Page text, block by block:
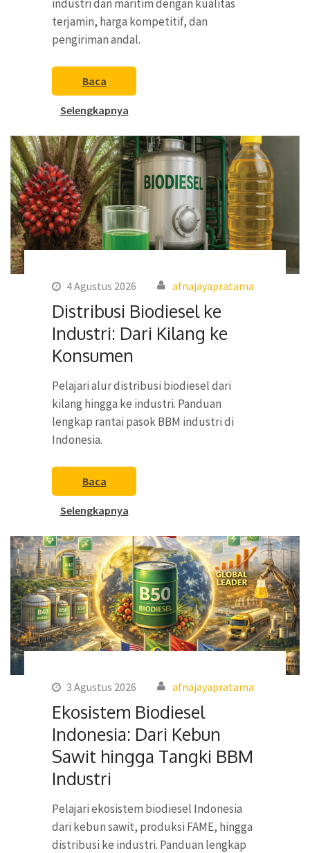
industri dan maritim dengan kualitas
terjamin, harga kompetitif, dan
pengiriman andal.
Baca
Selengkapnya
4 Agustus 2026 afnajayapratama
Distribusi Biodiesel ke
Industri: Dari Kilang ke
Konsumen
Pelajari alur distribusi biodiesel dari
kilang hingga ke industri. Panduan
lengkap rantai pasok BBM industri di
Indonesia.
Baca
Selengkapnya
3 Agustus 2026 afnajayapratama
Ekosistem Biodiesel
Indonesia: Dari Kebun
Sawit hingga Tangki BBM
Industri
Pelajari ekosistem biodiesel Indonesia
dari kebun sawit, produksi FAME, hingga
distribusi ke industri. Panduan lengkap